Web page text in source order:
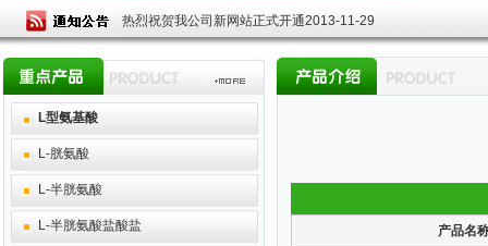
热烈祝贺我公司新网站正式开通2013-11-29
L型氨基酸
L-胱氨酸
L-半胱氨酸
L-半胱氨酸盐酸盐 产品名